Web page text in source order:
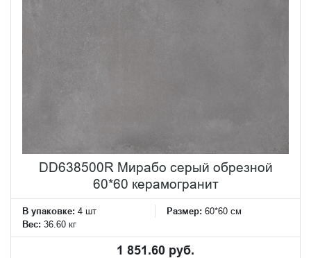
DD638500R Мирабо серый обрезной
60*60 керамогранит
В упаковке: 4 шт Размер: 60*60 см
Вес: 36.60 кг
1 851.60 руб.